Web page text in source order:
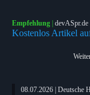
Empfehlung | devASpr.de
Kostenlos Artikel
08.07.2026 | Deutsche